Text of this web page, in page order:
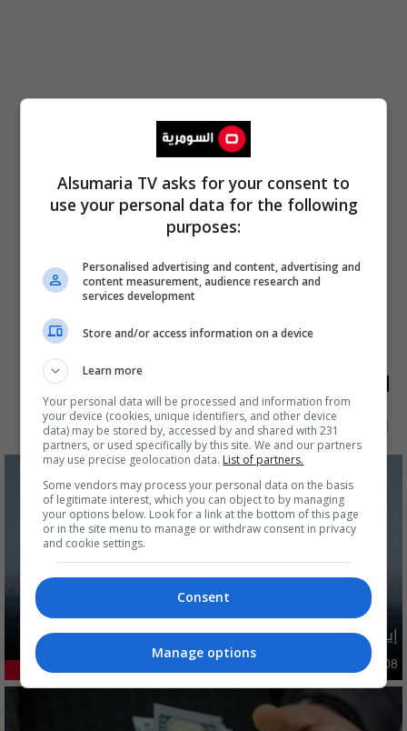
الأكثر قراءة
الآن 48 ساعة 7 أيام شهر
إيران تطرح 6 شروط مقابل فتح هرمز بينها تتعلق بالعراق
دوليات 09:47 | 2026-08-08
Alsumaria TV asks for your consent to
use your personal data for the following
purposes:
Personalised advertising and content, advertising and
content measurement, audience research and
services development
Store and/or access information on a device
Learn more
Your personal data will be processed and information from
your device (cookies, unique identifiers, and other device
data) may be stored by, accessed by and shared with 231
partners, or used specifically by this site. We and our partners
may use precise geolocation data. List of partners.
Some vendors may process your personal data on the basis
of legitimate interest, which you can object to by managing
your options below. Look for a link at the bottom of this page
or in the site menu to manage or withdraw consent in privacy
and cookie settings.
Consent
Manage options